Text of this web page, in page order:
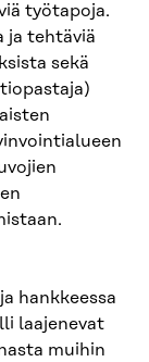
työtapoja.
ja tehtäviä
sekä
hankkeessa
laajenevat
muihin